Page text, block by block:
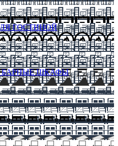
ГОСТИНОЙ
БАРНЫЕ ШКАФЫ